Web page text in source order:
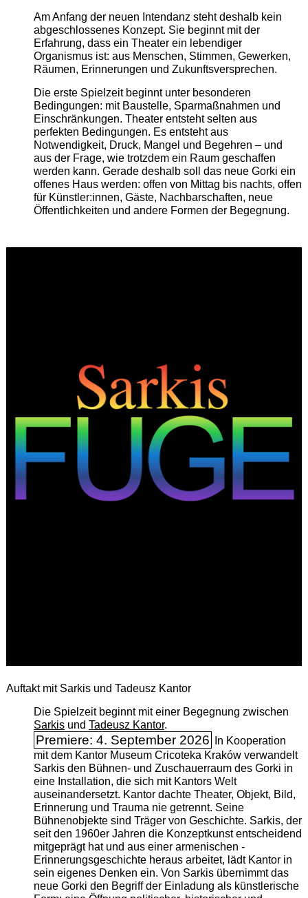
Am Anfang der neuen Intendanz steht deshalb kein
abgeschlossenes Konzept. Sie beginnt mit der
Erfahrung, dass ein Theater ein lebendiger
Organismus ist: aus Menschen, Stimmen, Gewerken,
Räumen, Erinnerungen und Zukunftsversprechen.
Die erste Spielzeit beginnt unter besonderen
Bedingungen: mit Baustelle, Sparmaßnahmen und
Einschränkungen. Theater entsteht selten aus
perfekten Bedingungen. Es entsteht aus
Notwendigkeit, Druck, Mangel und Begehren – und
aus der Frage, wie trotzdem ein Raum geschaffen
werden kann. Gerade deshalb soll das neue Gorki ein
offenes Haus werden: offen von Mittag bis nachts, offen
für Künstler:innen, Gäste, Nachbarschaften, neue
Öffentlichkeiten und andere Formen der Begegnung.
Auftakt mit Sarkis und Tadeusz Kantor
Die Spielzeit beginnt mit einer Begegnung zwischen
Sarkisund Tadeusz Kantor.
Premiere: 4. September 2026
In Kooperation
mit dem Kantor Museum Cricoteka Kraków verwandelt
Sarkis den Bühnen- und Zuschauerraum des Gorki in
eine Installation, die sich mit Kantors Welt
auseinandersetzt. Kantor dachte Theater, Objekt, Bild,
Erinnerung und Trauma nie getrennt. Seine
Bühnenobjekte sind Träger von Geschichte. Sarkis, der
seit den 1960er Jahren die Konzeptkunst entscheidend
mitgeprägt hat und aus einer armenischen ­
Erinnerungsgeschichte heraus arbeitet, lädt Kantor in
sein eigenes Denken ein. Von Sarkis übernimmt das
neue Gorki den Begriff der Einladung als künstlerische